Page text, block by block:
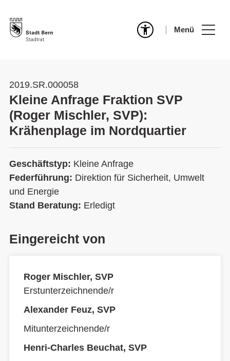
Menü
2019.SR.000058
Kleine Anfrage Fraktion SVP
(Roger Mischler, SVP):
Krähenplage im Nordquartier
Geschäftstyp: Kleine Anfrage
Federführung: Direktion für Sicherheit, Umwelt
und Energie
Stand Beratung: Erledigt
Eingereicht von
Roger Mischler, SVP
Erstunterzeichnende/r
Alexander Feuz, SVP
Mitunterzeichnende/r
Henri-Charles Beuchat, SVP